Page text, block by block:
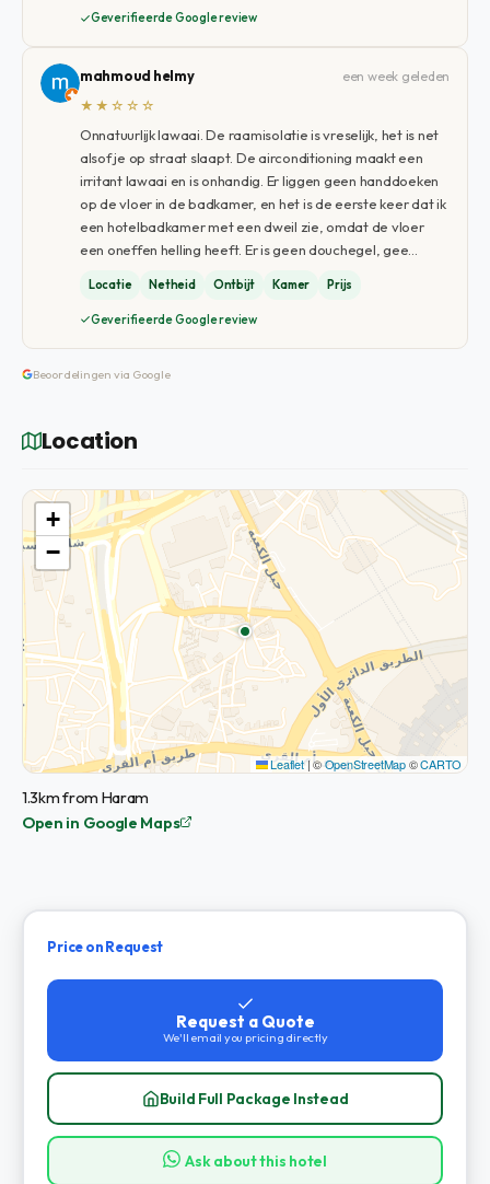
Geverifieerde Google review
mahmoud helmy
een week geleden
★★☆☆☆
Onnatuurlijk lawaai. De raamisolatie is vreselijk, het is net
alsof je op straat slaapt. De airconditioning maakt een
irritant lawaai en is onhandig. Er liggen geen handdoeken
op de vloer in de badkamer, en het is de eerste keer dat ik
een hotelbadkamer met een dweil zie, omdat de vloer
een oneffen helling heeft. Er is geen douchegel, gee…
Locatie Netheid Ontbijt Kamer Prijs
Geverifieerde Google review
Beoordelingen via Google
Location
+
−
Leaflet|©OpenStreetMap©CARTO
1.3km from Haram
Open in Google Maps
Price on Request
Request a Quote
We'll email you pricing directly
Build Full Package Instead
Ask about this hotel